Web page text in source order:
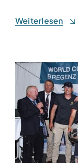
Weiterlesen